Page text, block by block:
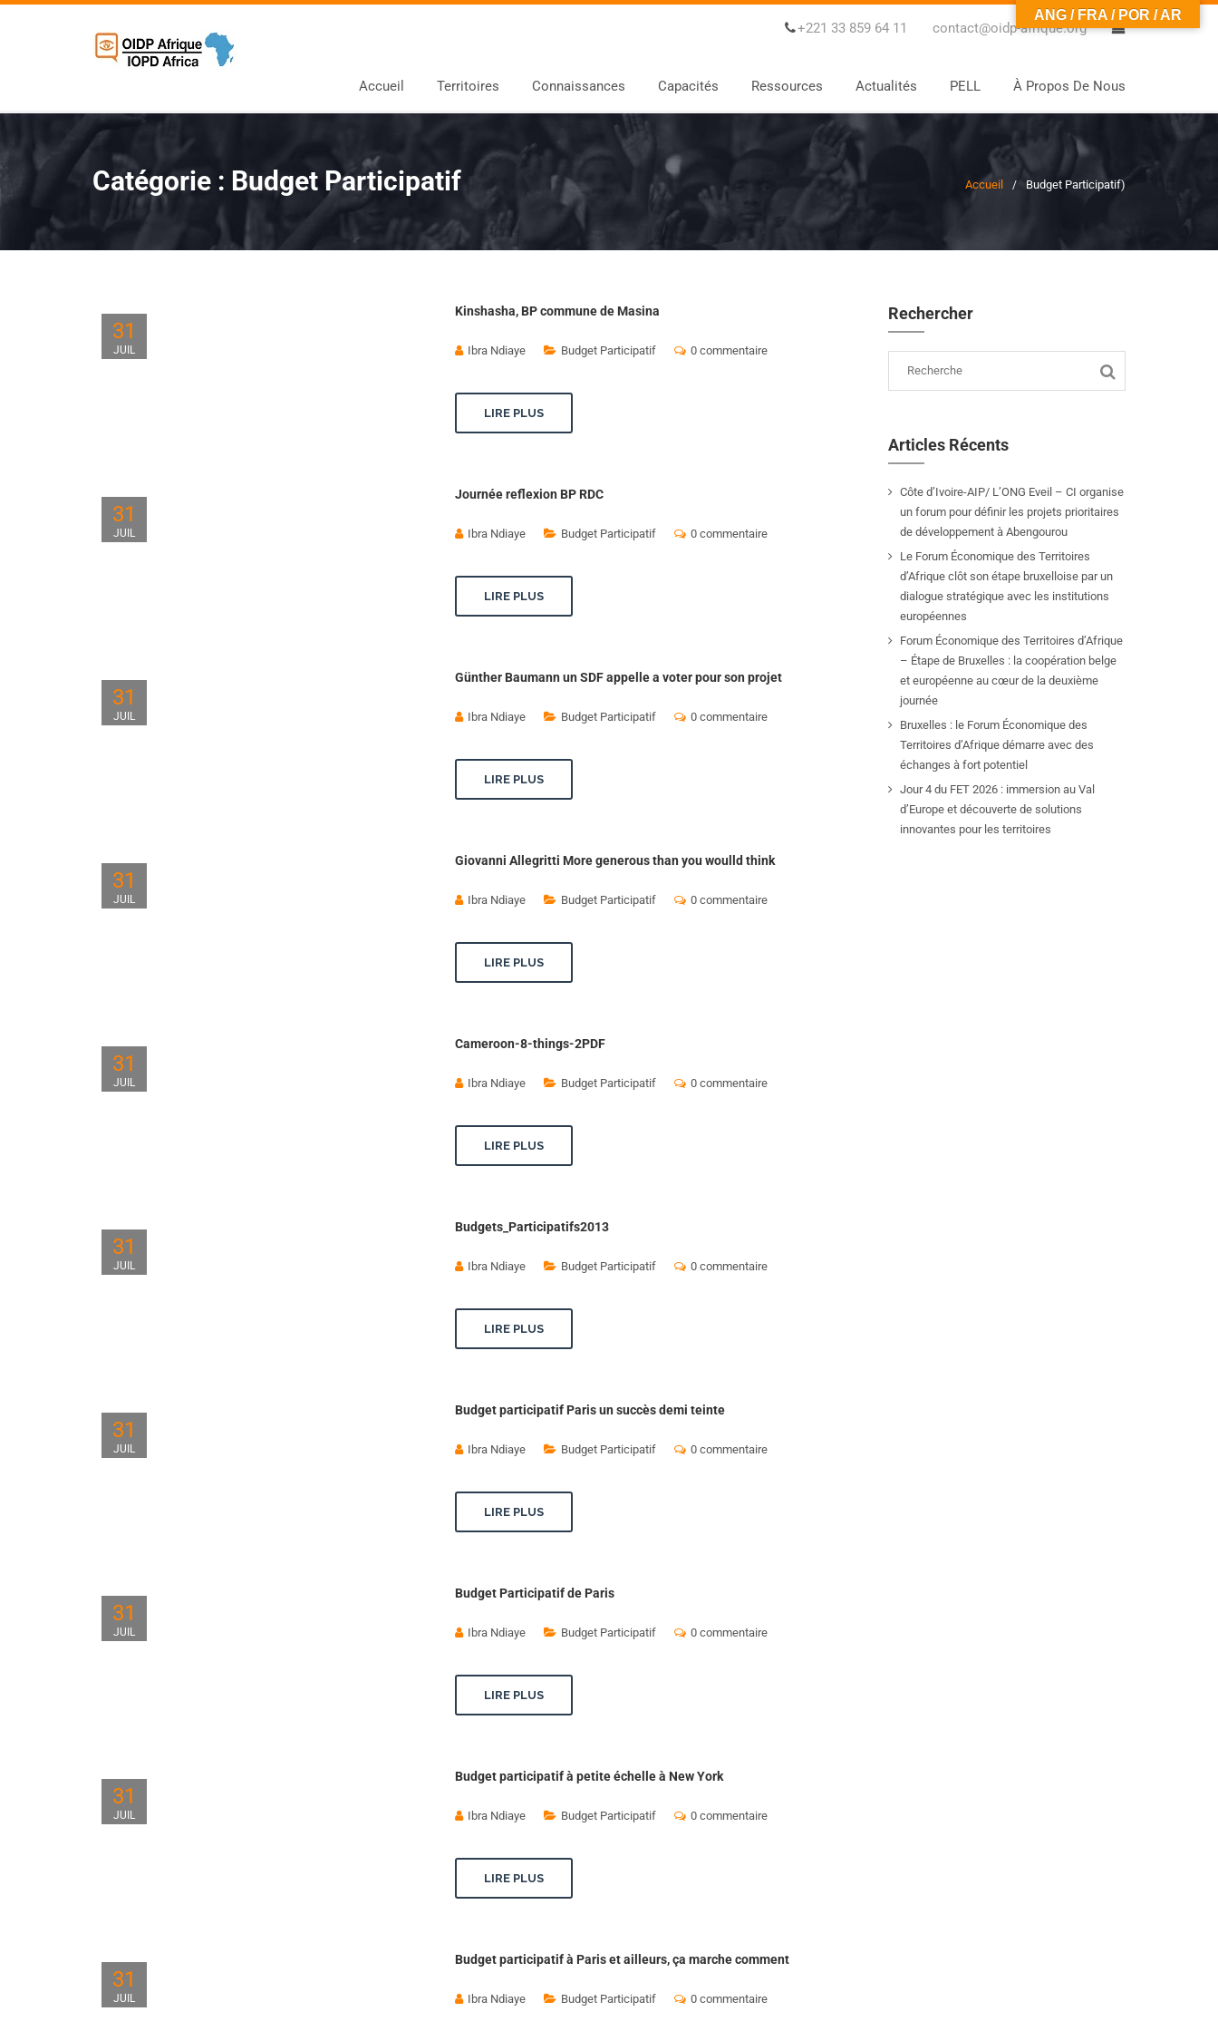
0
+221 33 859 64 11 contact@oidp-afrique.org
Accueil Territoires Connaissances Capacités Ressources Actualités PELL À Propos De Nous
Catégorie : Budget Participatif Accueil Budget Participatif)
31
JUIL
Kinshasha, BP commune de Masina
Ibra Ndiaye Budget Participatif 0 commentaire
LIRE PLUS
31
JUIL
Journée reflexion BP RDC
Ibra Ndiaye Budget Participatif 0 commentaire
LIRE PLUS
31
JUIL
Günther Baumann un SDF appelle a voter pour son projet
Ibra Ndiaye Budget Participatif 0 commentaire
LIRE PLUS
31
JUIL
Giovanni Allegritti More generous than you woulld think
Ibra Ndiaye Budget Participatif 0 commentaire
LIRE PLUS
31
JUIL
Cameroon-8-things-2PDF
Ibra Ndiaye Budget Participatif 0 commentaire
LIRE PLUS
31
JUIL
Budgets_Participatifs2013
Ibra Ndiaye Budget Participatif 0 commentaire
LIRE PLUS
31
JUIL
Budget participatif Paris un succès demi teinte
Ibra Ndiaye Budget Participatif 0 commentaire
LIRE PLUS
31
JUIL
Budget Participatif de Paris
Ibra Ndiaye Budget Participatif 0 commentaire
LIRE PLUS
31
JUIL
Budget participatif à petite échelle à New York
Ibra Ndiaye Budget Participatif 0 commentaire
LIRE PLUS
31
JUIL
Budget participatif à Paris et ailleurs, ça marche comment
Ibra Ndiaye Budget Participatif 0 commentaire
Rechercher
Articles Récents
Côte d’Ivoire-AIP/ L’ONG Eveil – CI organise
un forum pour définir les projets prioritaires
de développement à Abengourou
Le Forum Économique des Territoires
d’Afrique clôt son étape bruxelloise par un
dialogue stratégique avec les institutions
européennes
Forum Économique des Territoires d’Afrique
– Étape de Bruxelles : la coopération belge
et européenne au cœur de la deuxième
journée
Bruxelles : le Forum Économique des
Territoires d’Afrique démarre avec des
échanges à fort potentiel
Jour 4 du FET 2026 : immersion au Val
d’Europe et découverte de solutions
innovantes pour les territoires
ANG / FRA / POR / AR